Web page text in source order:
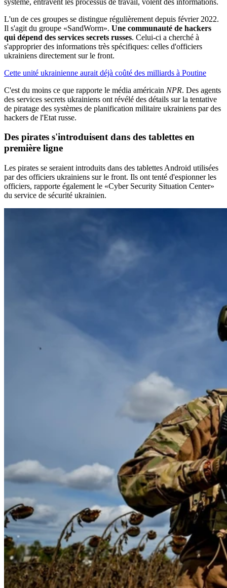
L'un de ces groupes se distingue régulièrement depuis février 2022.
Il s'agit du groupe «SandWorm». Une communauté de hackers
qui dépend des services secrets russes. Celui-ci a cherché à
s'approprier des informations très spécifiques: celles d'officiers
ukrainiens directement sur le front.
Cette unité ukrainienne aurait déjà coûté des milliards à Poutine
C'est du moins ce que rapporte le média américain NPR. Des agents
des services secrets ukrainiens ont révélé des détails sur la tentative
de piratage des systèmes de planification militaire ukrainiens par des
hackers de l'Etat russe.
Des pirates s'introduisent dans des tablettes en
première ligne
Les pirates se seraient introduits dans des tablettes Android utilisées
par des officiers ukrainiens sur le front. Ils ont tenté d'espionner les
officiers, rapporte également le «Cyber Security Situation Center»
du service de sécurité ukrainien.